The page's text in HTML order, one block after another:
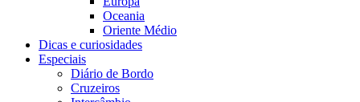
Oceania
Oriente Médio
Dicas e curiosidades
Especiais
Diário de Bordo
Cruzeiros